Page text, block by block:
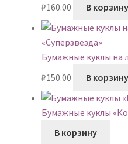
₽160.00 В корзину
Бумажные куклы на
₽150.00 В корзину
Бумажные куклы
В корзину